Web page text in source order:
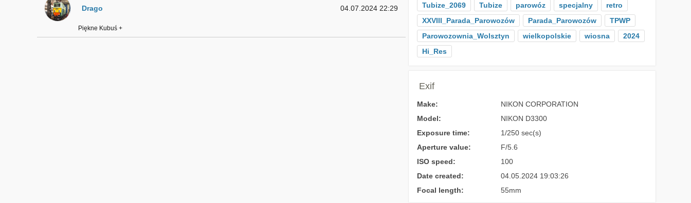
Drago 04.07.2024 22:29
Piękne Kubuś +
Tubize_2069 Tubize parowóz specjalny
retro
XXVIII_Parada_Parowozów
Parada_Parowozów
TPWP
Parowozownia_Wolsztyn
wielkopolskie wiosna
2024
Hi_Res
Exif
Make:
NIKON CORPORATION
Model:
NIKON D3300
Exposure time:
1/250 sec(s)
Aperture value:
F/5.6
ISO speed:
100
Date created:
04.05.2024 19:03:26
Focal length:
55mm